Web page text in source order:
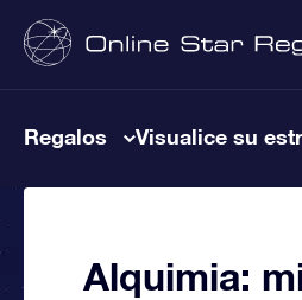
Regalos Visualice su
Alquimia: